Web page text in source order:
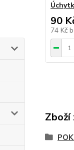
90
74 Kč
Zboží